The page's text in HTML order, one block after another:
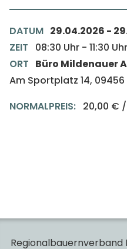
DATUM 29.04.2026 -
ZEIT
08:30 Uhr -11:30 Uhr
ORT Büro Mildenauer
Am Sportplatz 14,
NORMALPREIS: 20,00 €
Regionalbauernverband